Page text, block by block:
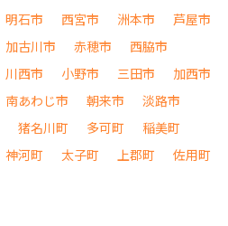
明石市 西宮市 洲本市
芦屋市
加古川市 赤穂市
西脇市
川西市 小野市 三田市
加西市
南あわじ市 朝来市
淡路市
猪名川町 多可町
稲美町
神河町 太子町 上郡町
佐用町